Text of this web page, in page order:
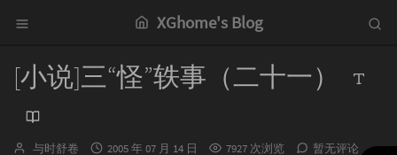
XGhome's Blog
[小说]三“怪”轶事（二十一）
博
与时舒卷
发
2005 年 07 月 14 日 7927 次浏览
暂无评论